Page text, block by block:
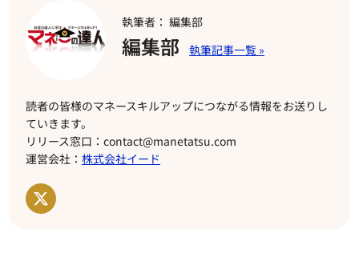
執筆者： 編集部
編集部
読者の皆様のマネースキルアップにつながる情報をお送りし
ていきます。
リリース窓口：contact@manetatsu.com
運営会社： 株式会社イード